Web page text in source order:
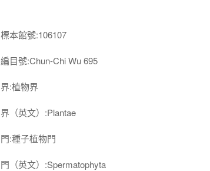
標本館號:106107
編目號:Chun-Chi Wu 695
界:植物界
界（英文）:Plantae
門:種子植物門
門（英文）:Spermatophyta